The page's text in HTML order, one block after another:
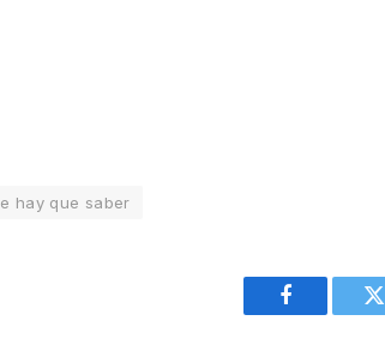
hay que saber
Facebook